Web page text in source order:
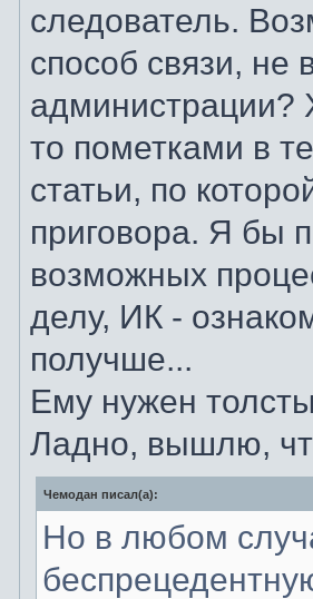
следователь.
способ связи, не
администрации?
то пометками в
статьи, по
приговора. Я бы
возможных
делу, ИК -
получше...
Ему нужен
Ладно, вышлю,
Чемодан писал(а):
Но в любом